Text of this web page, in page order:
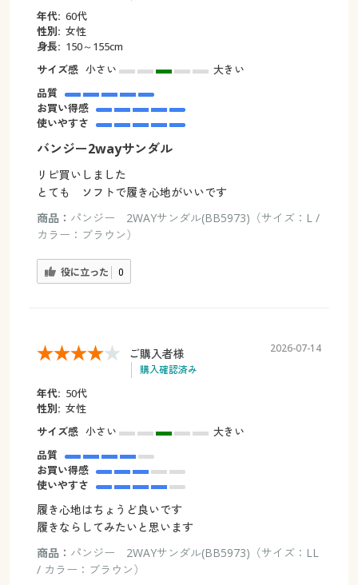
年代: 60代
性別: 女性
身長: 150～155cm
サイズ感 小さい
大きい
品質
お買い得感
使いやすさ
バンジー2wayサンダル
リピ買いしました
とても ソフトで履き心地がいいです
商品： パンジー 2WAYサンダル(BB5973)（サイズ：L /
カラー：ブラウン）
役に立った 0
ご購入者様
購入確認済み
2026-07-14
年代: 50代
性別: 女性
サイズ感 小さい
大きい
品質
お買い得感
使いやすさ
履き心地はちょうど良いです
履きならしてみたいと思います
商品： パンジー 2WAYサンダル(BB5973)（サイズ：LL
/ カラー：ブラウン）